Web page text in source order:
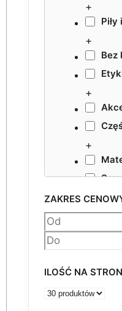
+
+
Bez
+
+
ZAKRES
ILOŚĆ NA